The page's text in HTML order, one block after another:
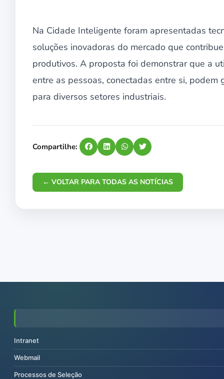
Na Cidade Inteligente foram apresentadas
soluções inovadoras do mercado que
produtivos. A proposta foi demonstrar que a
entre as pessoas, conectadas entre si,
para diversos setores industriais.
Compartilhe:
← VOLTAR PARA TODAS AS NOTÍCIAS
Intranet
Webmail
Processos de Seleção